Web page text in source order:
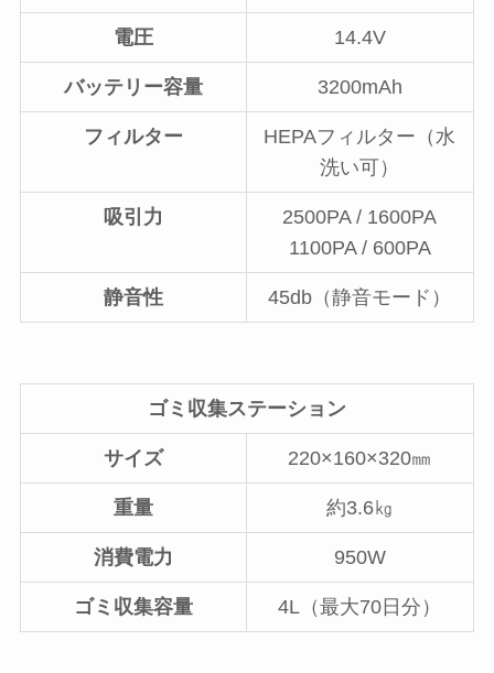
電圧 14.4V
バッテリー容量 3200mAh
フィルター
HEPAフィルター（水
洗い可）
吸引力
2500PA / 1600PA
1100PA / 600PA
静音性 45db（静音モード）
ゴミ収集ステーション
サイズ 220×160×320㎜
重量 約3.6㎏
消費電力 950W
ゴミ収集容量 4L（最大70日分）